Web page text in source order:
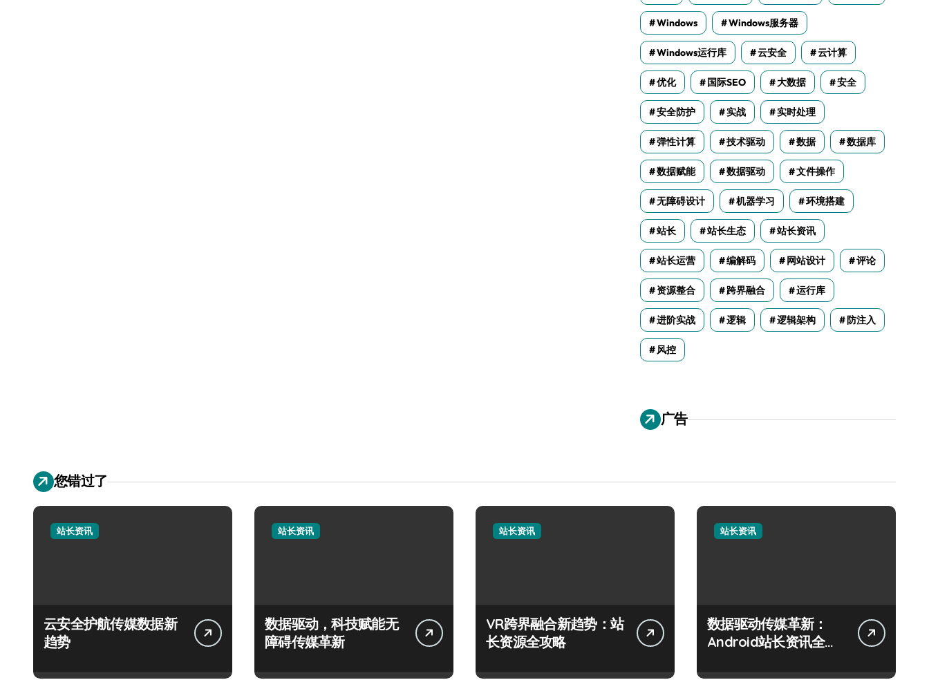
Windows Windows服务器
Windows运行库 云安全 云计算
优化 国际SEO 大数据 安全
安全防护 实战 实时处理
弹性计算 技术驱动 数据 数据库
数据赋能 数据驱动 文件操作
无障碍设计 机器学习 环境搭建
站长 站长生态 站长资讯
站长运营 编解码 网站设计 评论
资源整合 跨界融合 运行库
进阶实战 逻辑 逻辑架构 防注入
风控
广告
您错过了
站长资讯
云安全护航传媒数据新
趋势
站长资讯
数据驱动，科技赋能无
障碍传媒革新
站长资讯
VR跨界融合新趋势：站
长资源全攻略
站长资讯
数据驱动传媒革新：
Android站长资讯全攻